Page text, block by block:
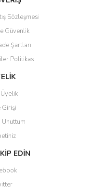
Sözleşmesi
Güvenlik
Şartları
Politikası
Girişi
Unuttum
EDİN